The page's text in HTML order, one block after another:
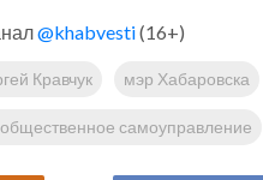
@khabvesti(16+)
Кравчук мэр Хабаровска
самоуправление